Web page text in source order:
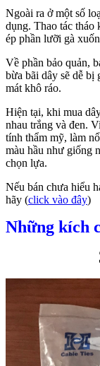
Ngoài ra ở một số
dụng. Thao tác tháo
ép phần lưỡi gà
Về phần bảo quản,
bừa bãi dây sẽ dễ bị
mát khô ráo.
Hiện tại, khi mua
nhau trắng và đen.
tính thẩm mỹ, làm
màu hầu như giống
chọn lựa.
Nếu bán chưa hiểu
hãy (click vào đây)
Những kích